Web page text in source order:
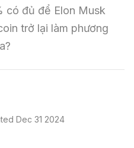
có đủ để Elon Musk
trở lại làm phương
Dec 31 2024